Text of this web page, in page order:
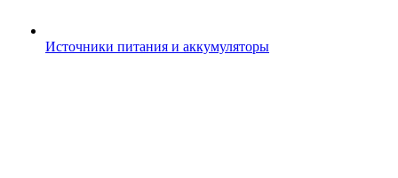
Источники питания и аккумуляторы